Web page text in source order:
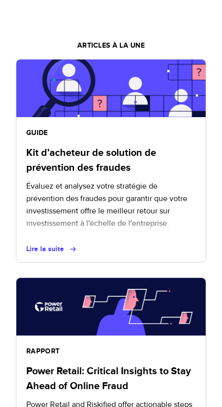
ARTICLES À LA UNE
GUIDE
Kit d’acheteur de solution de
prévention des fraudes
Évaluez et analysez votre stratégie de
prévention des fraudes pour garantir que votre
investissement offre le meilleur retour sur
investissement à l'échelle de l'entreprise.
Lire la suite
RAPPORT
Power Retail: Critical Insights to Stay
Ahead of Online Fraud
Power Retail and Riskified offer actionable steps